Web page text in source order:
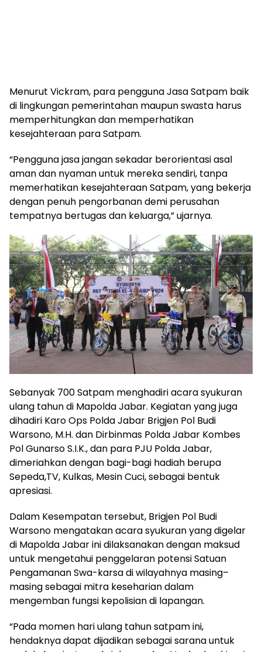
Menurut Vickram, para pengguna Jasa Satpam baik
di lingkungan pemerintahan maupun swasta harus
memperhitungkan dan memperhatikan
kesejahteraan para Satpam.
“Pengguna jasa jangan sekadar berorientasi asal
aman dan nyaman untuk mereka sendiri, tanpa
memerhatikan kesejahteraan Satpam, yang bekerja
dengan penuh pengorbanan demi perusahan
tempatnya bertugas dan keluarga,” ujarnya.
Sebanyak 700 Satpam menghadiri acara syukuran
ulang tahun di Mapolda Jabar. Kegiatan yang juga
dihadiri Karo Ops Polda Jabar Brigjen Pol Budi
Warsono, M.H. dan Dirbinmas Polda Jabar Kombes
Pol Gunarso S.I.K., dan para PJU Polda Jabar,
dimeriahkan dengan bagi-bagi hadiah berupa
Sepeda,TV, Kulkas, Mesin Cuci, sebagai bentuk
apresiasi.
Dalam Kesempatan tersebut, Brigjen Pol Budi
Warsono mengatakan acara syukuran yang digelar
di Mapolda Jabar ini dilaksanakan dengan maksud
untuk mengetahui penggelaran potensi Satuan
Pengamanan Swa-karsa di wilayahnya masing–
masing sebagai mitra keseharian dalam
mengemban fungsi kepolisian di lapangan.
“Pada momen hari ulang tahun satpam ini,
hendaknya dapat dijadikan sebagai sarana untuk